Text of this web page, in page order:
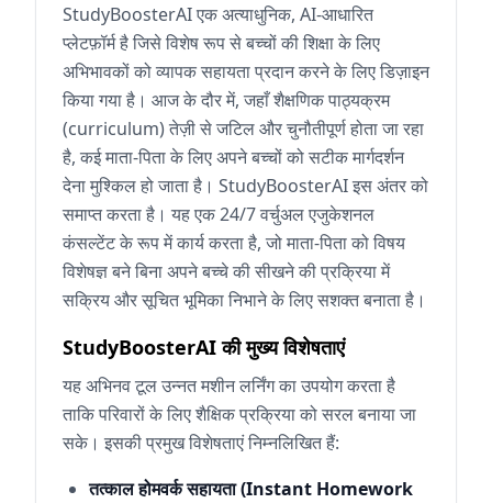
StudyBoosterAI एक अत्याधुनिक, AI-आधारित
प्लेटफ़ॉर्म है जिसे विशेष रूप से बच्चों की शिक्षा के लिए
अभिभावकों को व्यापक सहायता प्रदान करने के लिए डिज़ाइन
किया गया है। आज के दौर में, जहाँ शैक्षणिक पाठ्यक्रम
(curriculum) तेज़ी से जटिल और चुनौतीपूर्ण होता जा रहा
है, कई माता-पिता के लिए अपने बच्चों को सटीक मार्गदर्शन
देना मुश्किल हो जाता है। StudyBoosterAI इस अंतर को
समाप्त करता है। यह एक 24/7 वर्चुअल एजुकेशनल
कंसल्टेंट के रूप में कार्य करता है, जो माता-पिता को विषय
विशेषज्ञ बने बिना अपने बच्चे की सीखने की प्रक्रिया में
सक्रिय और सूचित भूमिका निभाने के लिए सशक्त बनाता है।
StudyBoosterAI की मुख्य विशेषताएं
यह अभिनव टूल उन्नत मशीन लर्निंग का उपयोग करता है
ताकि परिवारों के लिए शैक्षिक प्रक्रिया को सरल बनाया जा
सके। इसकी प्रमुख विशेषताएं निम्नलिखित हैं:
तत्काल होमवर्क सहायता (Instant Homework